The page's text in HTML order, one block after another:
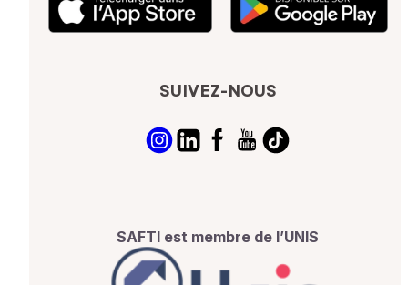
SUIVEZ-NOUS
SAFTI est membre de l’UNIS